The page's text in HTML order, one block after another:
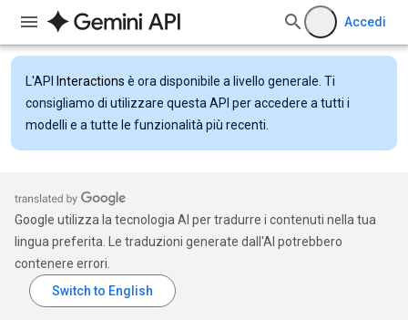
Accedi
L'API Interactions è ora disponibile a livello generale. Ti
consigliamo di utilizzare questa API per accedere a tutti i
modelli e a tutte le funzionalità più recenti.
Google utilizza la tecnologia AI per tradurre i contenuti nella tua
lingua preferita. Le traduzioni generate dall'AI potrebbero
contenere errori.